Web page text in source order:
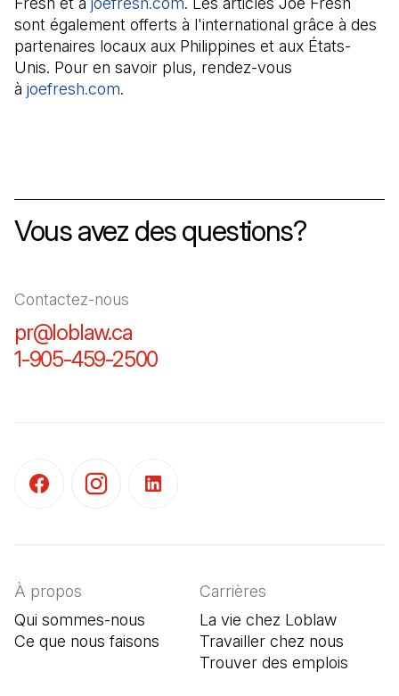
sont également offerts à l'international grâce à des
partenaires locaux aux Philippines et aux États-
Unis. Pour en savoir plus, rendez-vous
à joefresh.com(Il s'ouvre dans un nouvel onglet)
.
Vous avez des questions?
Contactez-nous
pr@loblaw.ca
1-905-459-2500
À propos
Qui sommes-nous
Ce que nous faisons
Carrières
La vie chez Loblaw
Travailler chez nous
Trouver des emplois